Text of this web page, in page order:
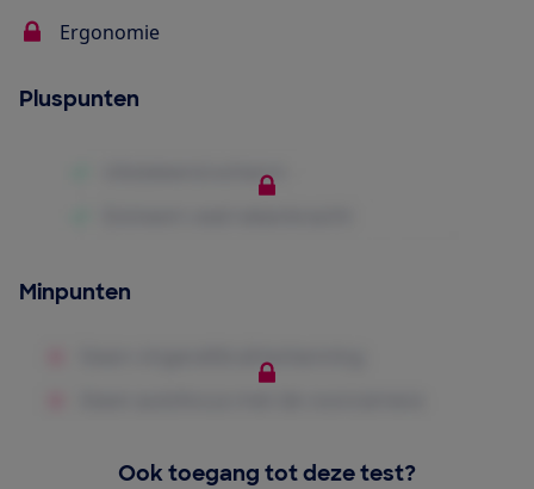
Ergonomie
Pluspunten
Minpunten
Ook toegang tot deze test?